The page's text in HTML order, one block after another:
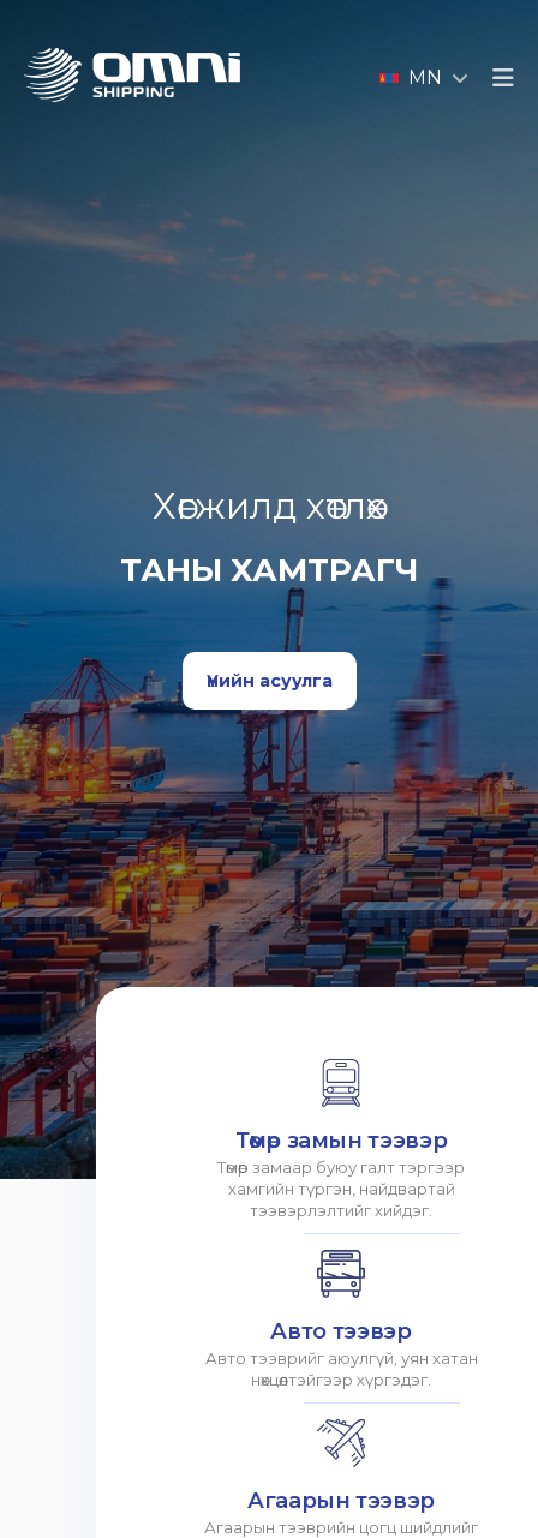
MN
Хөгжилд хөтлөх
ТАНЫ ХАМТРАГЧ
Үнийн асуулга
Төмөр замын тээвэр
Төмөр замаар буюу галт тэргээр
хамгийн түргэн, найдвартай
тээвэрлэлтийг хийдэг.
Авто тээвэр
Авто тээврийг аюулгүй, уян хатан
нөхцөлтэйгээр хүргэдэг.
Агаарын тээвэр
Агаарын тээврийн цогц шийдлийг